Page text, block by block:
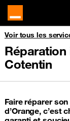
Voir tous les
Cotentin
Faire réparer
d’Orange, c’est